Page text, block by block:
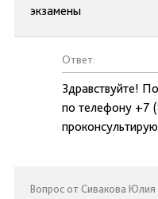
экзамены
Ответ:
Здравствуйте!
по телефону +7
Вопрос от Сивакова Юлия